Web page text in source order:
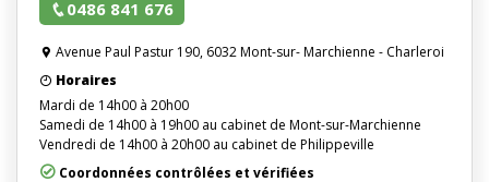
0486 841 676
Avenue Paul Pastur 190, 6032 Mont-sur- Marchienne - Charleroi
Horaires
Mardi de 14h00 à 20h00
Samedi de 14h00 à 19h00 au cabinet de Mont-sur-Marchienne
Vendredi de 14h00 à 20h00 au cabinet de Philippeville
Coordonnées contrôlées et vérifiées